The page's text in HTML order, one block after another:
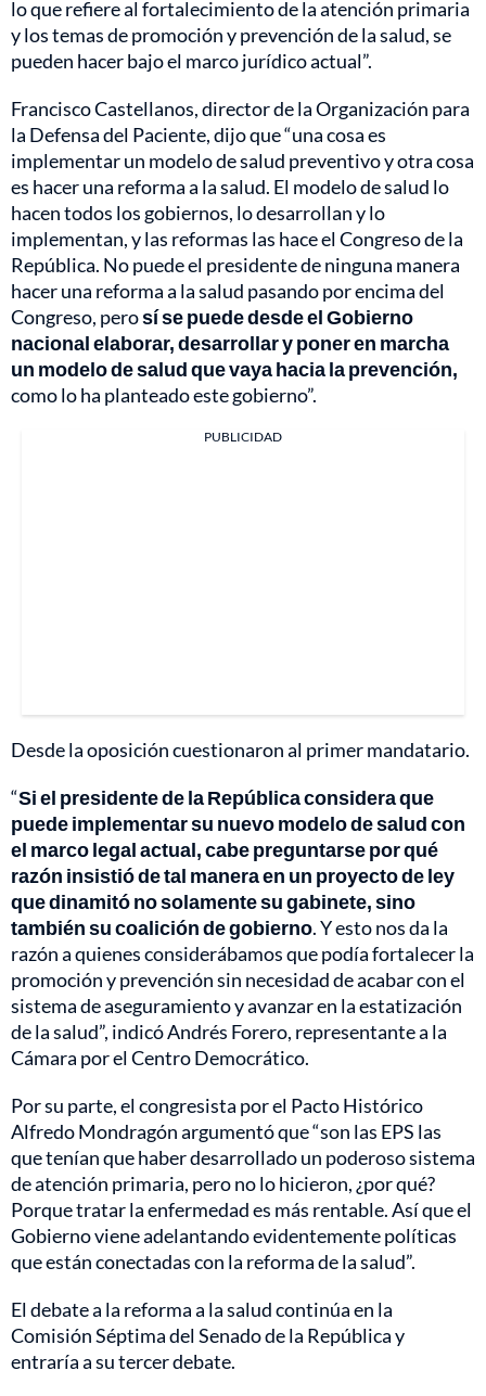
lo que refiere al fortalecimiento de la atención primaria
y los temas de promoción y prevención de la salud, se
pueden hacer bajo el marco jurídico actual”.
Francisco Castellanos, director de la Organización para
la Defensa del Paciente, dijo que “una cosa es
implementar un modelo de salud preventivo y otra cosa
es hacer una reforma a la salud. El modelo de salud lo
hacen todos los gobiernos, lo desarrollan y lo
implementan, y las reformas las hace el Congreso de la
República. No puede el presidente de ninguna manera
hacer una reforma a la salud pasando por encima del
Congreso, perosí se puede desde el Gobierno
nacional elaborar, desarrollar y poner en marcha
un modelo de salud que vaya hacia la prevención,
como lo ha planteado este gobierno”.
PUBLICIDAD
Desde la oposición cuestionaron al primer mandatario.
“Si el presidente de la República considera que
puede implementar su nuevo modelo de salud con
el marco legal actual, cabe preguntarse por qué
razón insistió de tal manera en un proyecto de ley
que dinamitó no solamente su gabinete, sino
también su coalición de gobierno. Y esto nos da la
razón a quienes considerábamos que podía fortalecer la
promoción y prevención sin necesidad de acabar con el
sistema de aseguramiento y avanzar en la estatización
de la salud”, indicó Andrés Forero, representante a la
Cámara por el Centro Democrático.
Por su parte, el congresista por el Pacto Histórico
Alfredo Mondragón argumentó que “son las EPS las
que tenían que haber desarrollado un poderoso sistema
de atención primaria, pero no lo hicieron, ¿por qué?
Porque tratar la enfermedad es más rentable. Así que el
Gobierno viene adelantando evidentemente políticas
que están conectadas con la reforma de la salud”.
El debate a la reforma a la salud continúa en la
Comisión Séptima del Senado de la República y
entraría a su tercer debate.